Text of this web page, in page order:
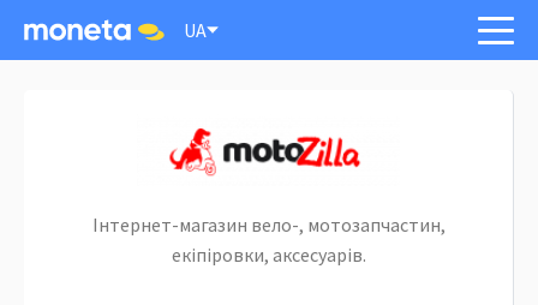
UA
Інтернет-магазин вело-, мотозапчастин,
екіпіровки, аксесуарів.